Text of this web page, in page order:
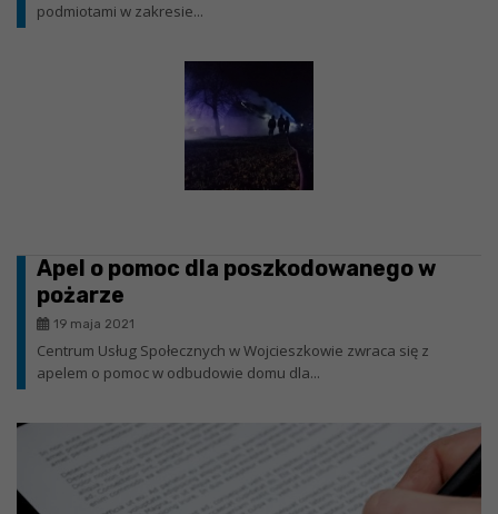
podmiotami w zakresie...
Apel o pomoc dla poszkodowanego w
pożarze
19 maja 2021
Centrum Usług Społecznych w Wojcieszkowie zwraca się z
apelem o pomoc w odbudowie domu dla...